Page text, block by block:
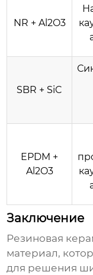
NR + Al2O3
SBR + SiC
EPDM +
Al2O3
Заключение
Резиновая
материал,
для решения